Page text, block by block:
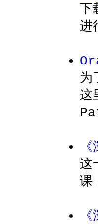
进
为
这
这
课